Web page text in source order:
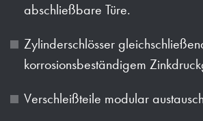
abschließbare Türe.
Zylinderschlösser
korrosionsbeständigem
Verschleißteile modular